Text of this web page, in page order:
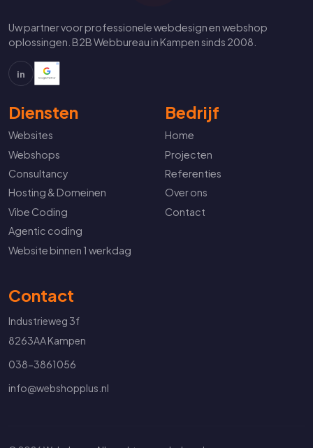
Uw partner voor professionele webdesign en webshop
oplossingen. B2B Webbureau in Kampen sinds 2008.
in
Diensten
Websites
Webshops
Consultancy
Hosting & Domeinen
Vibe Coding
Agentic coding
Website binnen 1 werkdag
Bedrijf
Home
Projecten
Referenties
Over ons
Contact
Contact
Industrieweg 3f
8263AA Kampen
038-3861056
info@webshopplus.nl